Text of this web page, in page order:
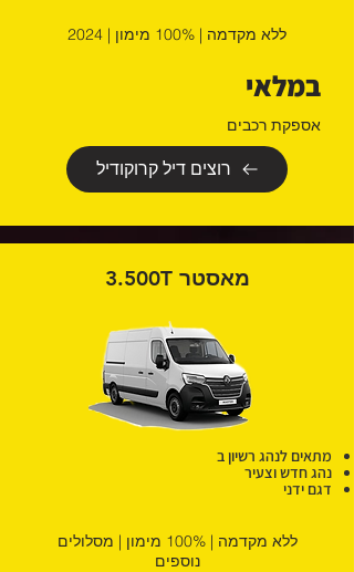
ללא מקדמה | 100% מימון | 2024
במלאי
אספקת רכבים
רוצים דיל קרוקודיל
מאסטר 3.500T
מתאים לנהג רשיון ב
נהג חדש וצעיר
דגם ידני
ללא מקדמה | 100% מימון | מסלולים
נוספים